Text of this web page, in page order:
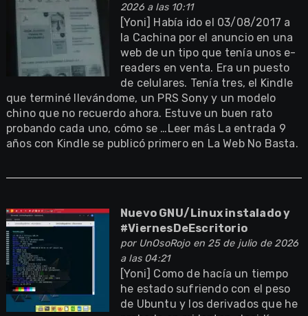
2026 a las 10:11
[Yoni] Había ido el 03/08/2017 a
la Cachina por el anuncio en una
web de un tipo que tenía unos e-
readers en venta. Era un puesto
de celulares. Tenía tres, el Kindle
que terminé llevándome, un PRS Sony y un modelo
chino que no recuerdo ahora. Estuve un buen rato
probando cada uno, cómo se …Leer más La entrada 9
años con Kindle se publicó primero en La Web No Basta.
Nuevo GNU/Linux instalado y
#ViernesDeEscritorio
por UnOsoRojoen 25 de julio de 2026
a las 04:21
[Yoni] Como de hacía un tiempo
he estado sufriendo con el peso
de Ubuntu y los derivados que he